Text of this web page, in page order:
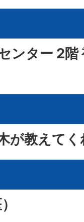
ンター 2階
が教えて